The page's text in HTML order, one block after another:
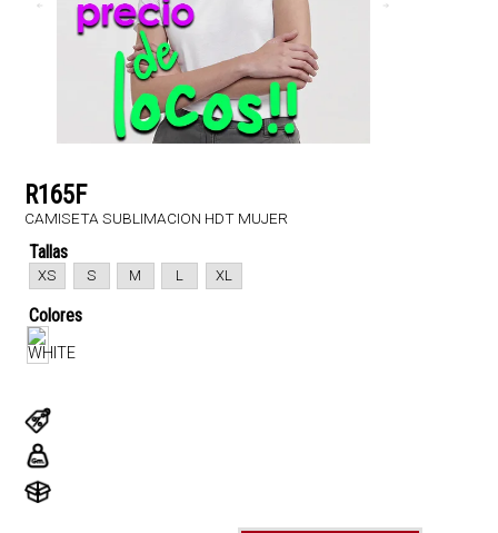
R165F
CAMISETA SUBLIMACION HDT MUJER
Tallas
XS S M L XL
Colores